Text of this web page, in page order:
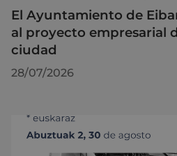
El Ayuntamiento de
al proyecto empresarial
ciudad
28/07/2026